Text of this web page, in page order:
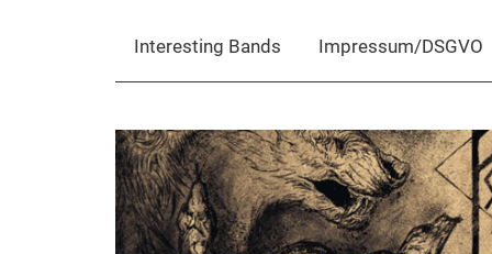
Interesting Bands Impressum/DSGVO